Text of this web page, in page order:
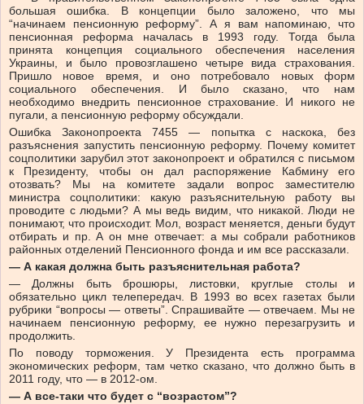
большая ошибка. В концепции было заложено, что мы
“начинаем пенсионную реформу”. А я вам напоминаю, что
пенсионная реформа началась в 1993 году. Тогда была
принята концепция социального обеспечения населения
Украины, и было провозглашено четыре вида страхования.
Пришло новое время, и оно потребовало новых форм
социального обеспечения. И было сказано, что нам
необходимо внедрить пенсионное страхование. И никого не
пугали, а пенсионную реформу обсуждали.
Ошибка Законопроекта 7455 — попытка с наскока, без
разъяснения запустить пенсионную реформу. Почему комитет
соцполитики зарубил этот законопроект и обратился с письмом
к Президенту, чтобы он дал распоряжение Кабмину его
отозвать? Мы на комитете задали вопрос заместителю
министра соцполитики: какую разъяснительную работу вы
проводите с людьми? А мы ведь видим, что никакой. Люди не
понимают, что происходит. Мол, возраст меняется, деньги будут
отбирать и пр. А он мне отвечает: а мы собрали работников
районных отделений Пенсионного фонда и им все рассказали.
— А какая должна быть разъяснительная работа?
— Должны быть брошюры, листовки, круглые столы и
обязательно цикл телепередач. В 1993 во всех газетах были
рубрики “вопросы — ответы”. Спрашивайте — отвечаем. Мы не
начинаем пенсионную реформу, ее нужно перезагрузить и
продолжить.
По поводу торможения. У Президента есть программа
экономических реформ, там четко сказано, что должно быть в
2011 году, что — в 2012-ом.
— А все-таки что будет с “возрастом”?